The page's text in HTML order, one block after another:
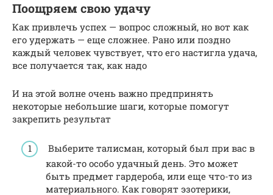
Поощряем свою удачу
Как привлечь успех — вопрос сложный, но вот как
его удержать — еще сложнее. Рано или поздно
каждый человек чувствует, что его настигла удача,
все получается так, как надо
И на этой волне очень важно предпринять
некоторые небольшие шаги, которые помогут
закрепить результат
Выберите талисман, который был при вас в
какой-то особо удачный день. Это может
быть предмет гардероба, или еще что-то из
материального. Как говорят эзотерики,